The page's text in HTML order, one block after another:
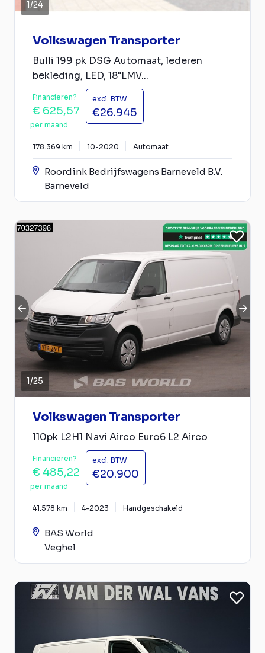
1/24
Volkswagen Transporter
Bulli 199 pk DSG Automaat, lederen
bekleding, LED, 18"LMV...
Financieren?
€ 625,57
per maand
excl. BTW
€26.945
178.369 km 10-2020 Automaat
Roordink Bedrijfswagens Barneveld B.V.
Barneveld
1/25
Volkswagen Transporter
110pk L2H1 Navi Airco Euro6 L2 Airco
Financieren?
€ 485,22
per maand
excl. BTW
€20.900
41.578 km 4-2023 Handgeschakeld
BAS World
Veghel